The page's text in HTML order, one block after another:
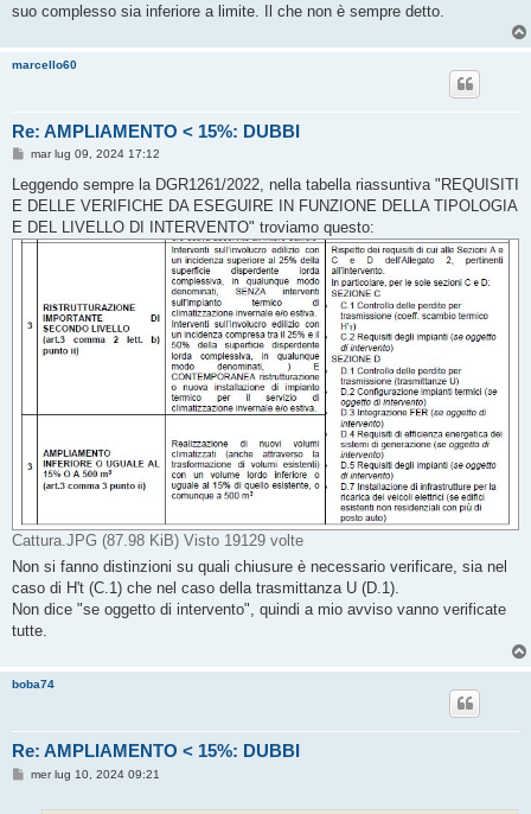
suo complesso sia inferiore a limite. Il che non è sempre detto.
marcello60
Re: AMPLIAMENTO < 15%: DUBBI
M
s
s
a
g
g
mar lug 09, 2024 17:12
Leggendo sempre la DGR1261/2022, nella tabella riassuntiva "REQUISITI
E DELLE VERIFICHE DA ESEGUIRE IN FUNZIONE DELLA TIPOLOGIA
E DEL LIVELLO DI INTERVENTO" troviamo questo:
Cattura.JPG (87.98 KiB) Visto 19129 volte
Non si fanno distinzioni su quali chiusure è necessario verificare, sia nel
caso di H't (C.1) che nel caso della trasmittanza U (D.1).
Non dice "se oggetto di intervento", quindi a mio avviso vanno verificate
tutte.
boba74
Re: AMPLIAMENTO < 15%: DUBBI
Mmer lug 10, 2024 09:21